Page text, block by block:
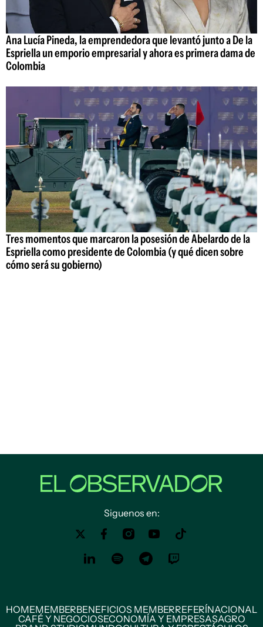
Ana Lucía Pineda, la emprendedora que levantó junto a De la
Espriella un emporio empresarial y ahora es primera dama de
Colombia
Tres momentos que marcaron la posesión de Abelardo de la
Espriella como presidente de Colombia (y qué dicen sobre
cómo será su gobierno)
Siguenos en:
HOMEMEMBERBENEFICIOS MEMBERREFERÍNACIONAL
CAFÉ Y NEGOCIOSECONOMÍA Y EMPRESASAGRO